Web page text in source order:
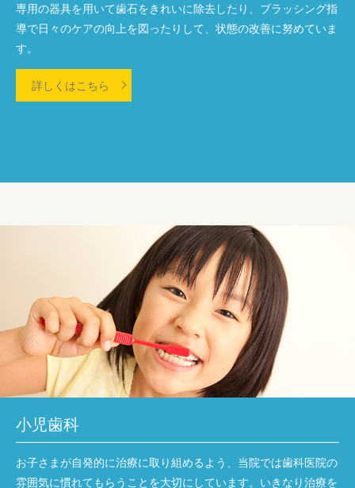
専用の器具を用いて歯石をきれいに除去したり、ブラッシング指
導で日々のケアの向上を図ったりして、状態の改善に努めていま
す。
詳しくはこちら
小児歯科
お子さまが自発的に治療に取り組めるよう、当院では歯科医院の
雰囲気に慣れてもらうことを大切にしています。いきなり治療を